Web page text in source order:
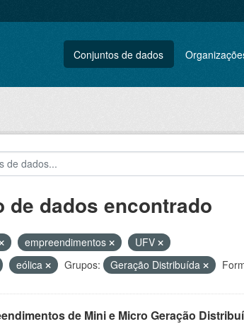
Conjuntos de dados
de dados encontrado
empreendimentos
UFV
eólica Grupos: Geração Distribuída
de Mini e Micro Geração